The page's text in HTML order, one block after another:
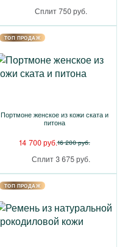
Сплит 750 руб.
TOП ПРОДАЖ
Портмоне женское из кожи ската и
питона
14 700 руб.16 200 руб.
Сплит 3 675 руб.
TOП ПРОДАЖ